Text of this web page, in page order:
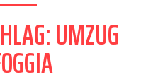
UMZUG